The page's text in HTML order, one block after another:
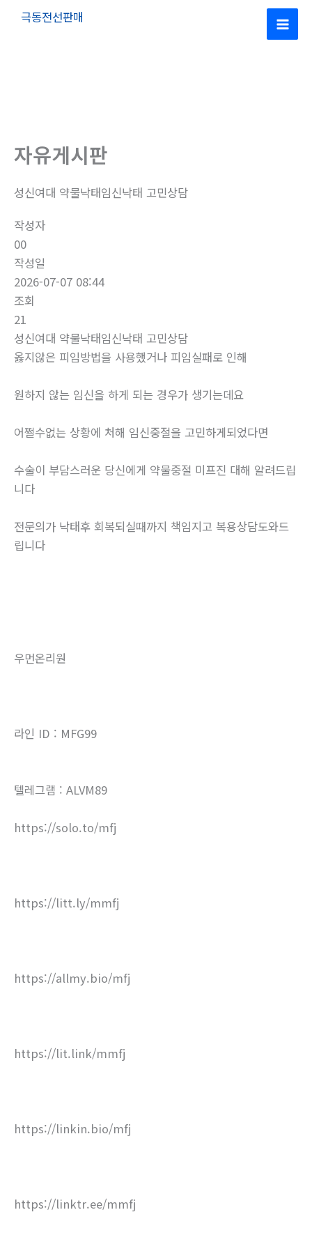
극동전선판매
Main
자유게시판
성신여대 약물낙태임신낙­태 고민상담
작성자
00
작성일
2026-07-07 08:44
조회
21
성신여대 약물낙태임신낙­태 고민상담
옳지않은 피임방법을 사용했거나 피임실패로 인해
원하지 않는 임신을 하게 되는 경우가 생기는데요
어쩔수없는 상황에 처해 임신중절을 고민하게되었다면
수술이 부담스러운 당신에게 약물중절 미프진 대해 알려드립
니다
전문의가 낙태후 회복되실때까지 책임지고 복용상담도와드
립니다
우먼온리원
라인 ID : MFG99
텔레그램 : ALVM89
https://solo.to/mfj
https://litt.ly/mmfj
https://allmy.bio/mfj
https://lit.link/mmfj
https://linkin.bio/mfj
https://linktr.ee/mmfj